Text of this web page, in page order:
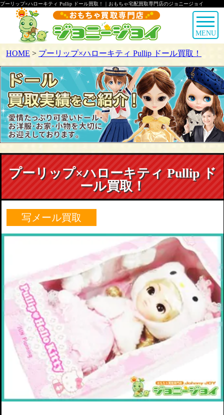
プーリップ×ハローキティ Pullip ドール買取！｜おもちゃ宅配買取専門店のジョニージョイ
MENU
HOME > プーリップ×ハローキティ Pullip ドール買取！
プーリップ×ハローキティ Pullip ド
ール買取！
写メール買取